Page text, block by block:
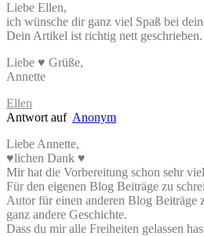
Liebe Ellen,
ich wünsche dir ganz viel Spaß bei
Dein Artikel ist richtig nett
Liebe ♥ Grüße,
Annette
Ellen
Antwort auf Anonym
Liebe Annette,
♥lichen Dank ♥
Mir hat die Vorbereitung schon sehr
Für den eigenen Blog Beiträge zu
Autor für einen anderen Blog Beiträge
ganz andere Geschichte.
Dass du mir alle Freiheiten gelassen